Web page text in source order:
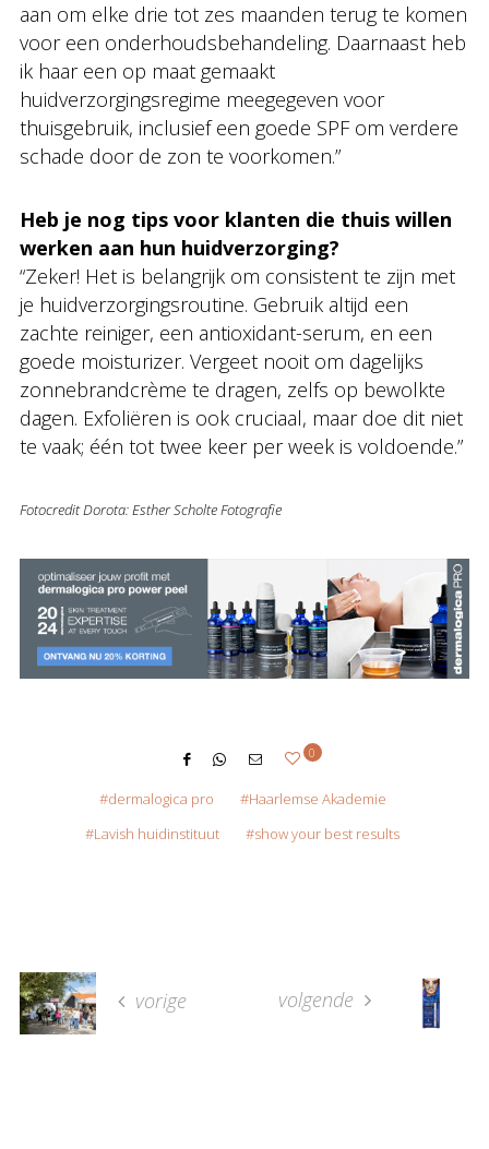
aan om elke drie tot zes maanden terug te komen
voor een onderhoudsbehandeling. Daarnaast heb
ik haar een op maat gemaakt
huidverzorgingsregime meegegeven voor
thuisgebruik, inclusief een goede SPF om verdere
schade door de zon te voorkomen.”
Heb je nog tips voor klanten die thuis willen
werken aan hun huidverzorging?
“Zeker! Het is belangrijk om consistent te zijn met
je huidverzorgingsroutine. Gebruik altijd een
zachte reiniger, een antioxidant-serum, en een
goede moisturizer. Vergeet nooit om dagelijks
zonnebrandcrème te dragen, zelfs op bewolkte
dagen. Exfoliëren is ook cruciaal, maar doe dit niet
te vaak; één tot twee keer per week is voldoende.”
Fotocredit Dorota: Esther Scholte Fotografie
0
dermalogica pro
Haarlemse Akademie
Lavish huidinstituut
show your best results
vorige volgende